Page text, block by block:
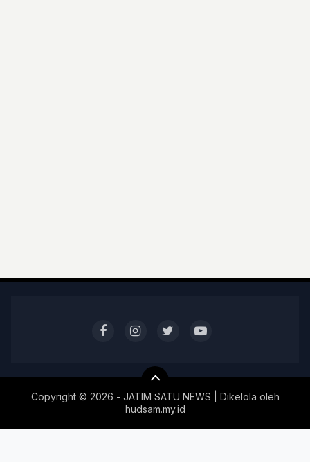
Copyright © 2026 - JATIM SATU NEWS | Dikelola oleh
hudsam.my.id